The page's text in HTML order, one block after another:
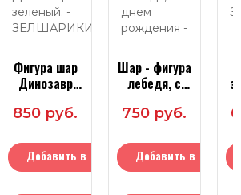
Фигура шар
Динозавр
850 руб.
Добавить в
Шар - фигура
лебедя, с
рождения
750 руб.
Добавить в